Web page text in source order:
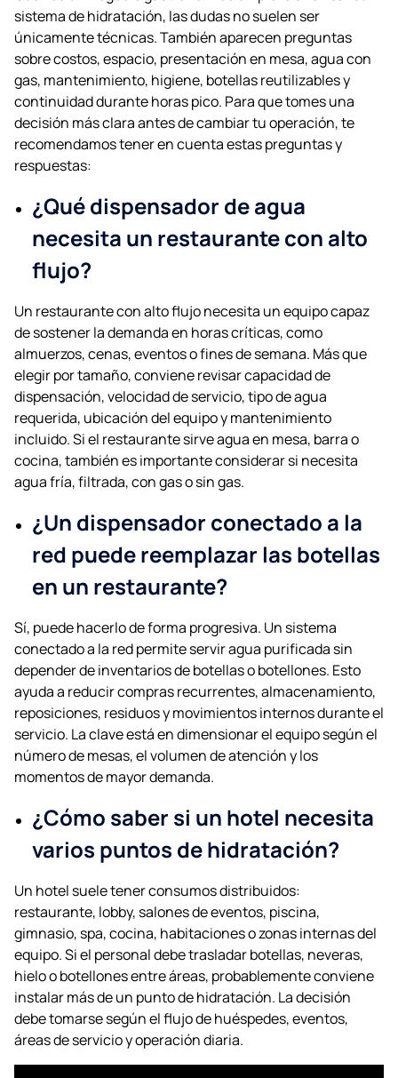
sistema de hidratación, las dudas no suelen ser
únicamente técnicas. También aparecen preguntas
sobre costos, espacio, presentación en mesa, agua con
gas, mantenimiento, higiene, botellas reutilizables y
continuidad durante horas pico. Para que tomes una
decisión más clara antes de cambiar tu operación, te
recomendamos tener en cuenta estas preguntas y
respuestas:
¿Qué dispensador de agua
necesita un restaurante con alto
flujo?
Un restaurante con alto flujo necesita un equipo capaz
de sostener la demanda en horas críticas, como
almuerzos, cenas, eventos o fines de semana. Más que
elegir por tamaño, conviene revisar capacidad de
dispensación, velocidad de servicio, tipo de agua
requerida, ubicación del equipo y mantenimiento
incluido. Si el restaurante sirve agua en mesa, barra o
cocina, también es importante considerar si necesita
agua fría, filtrada, con gas o sin gas.
¿Un dispensador conectado a la
red puede reemplazar las botellas
en un restaurante?
Sí, puede hacerlo de forma progresiva. Un sistema
conectado a la red permite servir agua purificada sin
depender de inventarios de botellas o botellones. Esto
ayuda a reducir compras recurrentes, almacenamiento,
reposiciones, residuos y movimientos internos durante el
servicio. La clave está en dimensionar el equipo según el
número de mesas, el volumen de atención y los
momentos de mayor demanda.
¿Cómo saber si un hotel necesita
varios puntos de hidratación?
Un hotel suele tener consumos distribuidos:
restaurante, lobby, salones de eventos, piscina,
gimnasio, spa, cocina, habitaciones o zonas internas del
equipo. Si el personal debe trasladar botellas, neveras,
hielo o botellones entre áreas, probablemente conviene
instalar más de un punto de hidratación. La decisión
debe tomarse según el flujo de huéspedes, eventos,
áreas de servicio y operación diaria.